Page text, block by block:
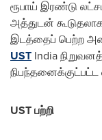
ரூபாய் இரண்டு
அத்துடன்
இடத்தைப் பெற்ற
UST India
USTபற்றி